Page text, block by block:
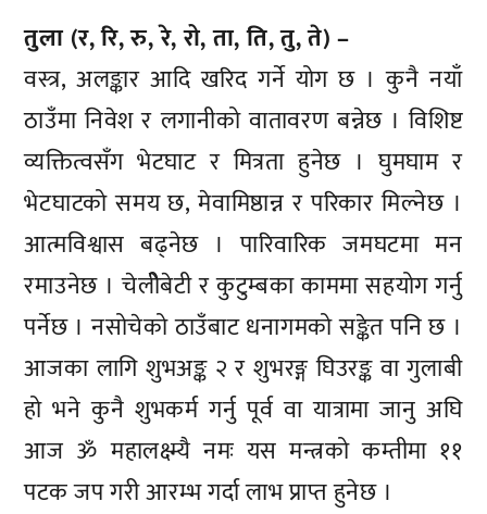
तुला (र, रि, रु, रे, रो, ता, ति, तु, ते) –
वस्त्र, अलङ्कार आदि खरिद गर्ने योग छ । कुनै नयाँ
ठाउँमा निवेश र लगानीको वातावरण बन्नेछ । विशिष्ट
व्यक्तित्वसँग भेटघाट र मित्रता हुनेछ । घुमघाम र
भेटघाटको समय छ, मेवामिष्ठान्न र परिकार मिल्नेछ ।
आत्मविश्वास बढ्नेछ । पारिवारिक जमघटमा मन
रमाउनेछ । चेलीेबेटी र कुटुम्बका काममा सहयोग गर्नु
पर्नेछ । नसोचेको ठाउँबाट धनागमको सङ्केत पनि छ ।
आजका लागि शुभअङ्क २ र शुभरङ्ग घिउरङ्क वा गुलाबी
हो भने कुनै शुभकर्म गर्नु पूर्व वा यात्रामा जानु अघि
आज ॐ महालक्ष्म्यै नमः यस मन्त्रको कम्तीमा ११
पटक जप गरी आरम्भ गर्दा लाभ प्राप्त हुनेछ ।